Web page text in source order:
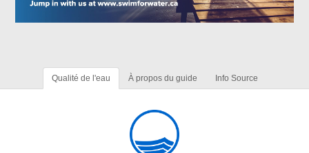
Qualité de l'eau À propos du guide Info Source